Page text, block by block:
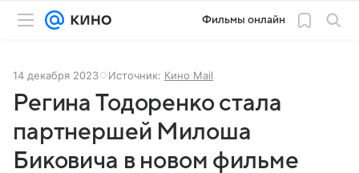
Фильмы онлайн
14 декабря 2023 Источник: Кино Mail
Регина Тодоренко стала
партнершей Милоша
Биковича в новом фильме